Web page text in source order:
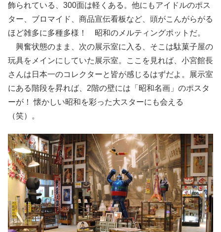
飾られている、300面は軽くある。他にもアイドルのポス
ター、ブロマイド、商品宣伝看板など、頭がこんがらがる
ほど雑多に多種多様！ 昭和のメルティングポットだ。
興奮状態のまま、次の展示室に入る、そこは駄菓子屋の
玩具をメインにしていた展示室。ここを見れば、小宮館長
さんは日本一のコレクターと皆が感じるはずだよ。展示室
にある階段を昇れば、2階の壁には「昭和名画」のポスタ
ーが！ 懐かしい昭和を彩った大スターにも会える
（笑）。